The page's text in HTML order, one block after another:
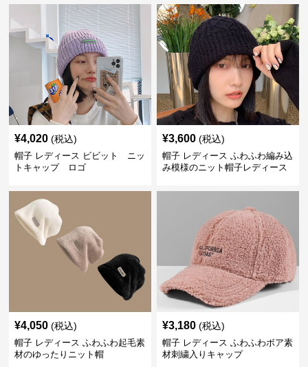
¥4,020 (税込)
帽子 レディース ビビット ニッ
トキャップ ロゴ
¥3,600 (税込)
帽子 レディース ふわふわ編み込
み模様のニット帽子レディース
¥4,050 (税込)
帽子 レディース ふわふわ起毛素
材のゆったりニット帽
¥3,180 (税込)
帽子 レディース ふわふわボア素
材刺繍入りキャップ